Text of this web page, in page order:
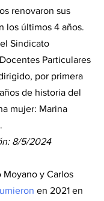
renovaron sus
los últimos 4 años.
Sindicato
Particulares
por primera
de historia del
mujer: Marina
8/5/2024
Moyano y Carlos
en 2021 en